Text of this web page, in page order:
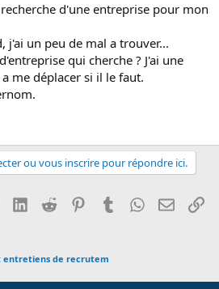
d'une entreprise pour mon
j'ai un peu de mal a trouver...
qui cherche ? J'ai une
me déplacer si il le faut.
ou vous inscrire pour répondre ici.
LinkedInReddit PinterestTumblrWhatsApp
Email
entretiens de recrutem